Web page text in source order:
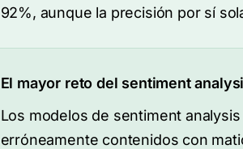
92%, aunque la precisión por sí
El mayor reto del sentiment
Los modelos de sentiment
erróneamente contenidos con